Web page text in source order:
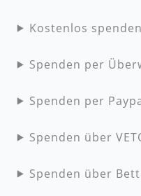
Kostenlos
Spenden per
Spenden per
Spenden über
Spenden über